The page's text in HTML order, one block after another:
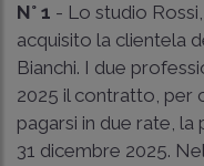
N° 1 - Lo studio Rossi,
acquisito la clientela
Bianchi. I due
2025 il contratto, per
pagarsi in due rate, la
31 dicembre 2025.